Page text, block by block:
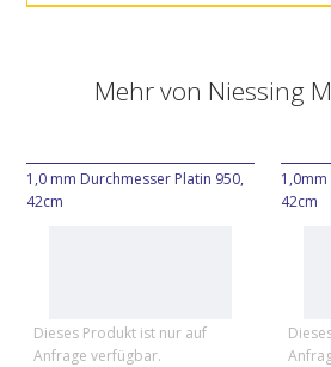
Mehr von Niessing
1,0 mm Durchmesser Platin 950,
42cm
Dieses Produkt ist nur auf
Anfrage verfügbar.
42cm